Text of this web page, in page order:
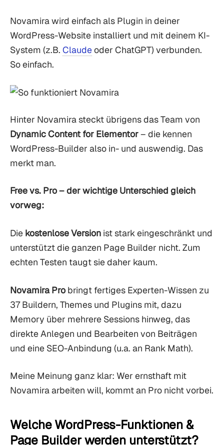
Novamira wird einfach als Plugin in deiner
WordPress-Website installiert und mit deinem KI-
System (z.B. Claudeoder ChatGPT) verbunden.
So einfach.
Hinter Novamira steckt übrigens das Team von
Dynamic Content for Elementor– die kennen
WordPress-Builder also in- und auswendig. Das
merkt man.
Free vs. Pro – der wichtige Unterschied gleich
vorweg:
Die kostenlose Version ist stark eingeschränkt und
unterstützt die ganzen Page Builder nicht. Zum
echten Testen taugt sie daher kaum.
Novamira Pro bringt fertiges Experten-Wissen zu
37 Buildern, Themes und Plugins mit, dazu
Memory über mehrere Sessions hinweg, das
direkte Anlegen und Bearbeiten von Beiträgen
und eine SEO-Anbindung (u.a. an Rank Math).
Meine Meinung ganz klar: Wer ernsthaft mit
Novamira arbeiten will, kommt an Pro nicht vorbei.
Welche WordPress-Funktionen &
Page Builder werden unterstützt?